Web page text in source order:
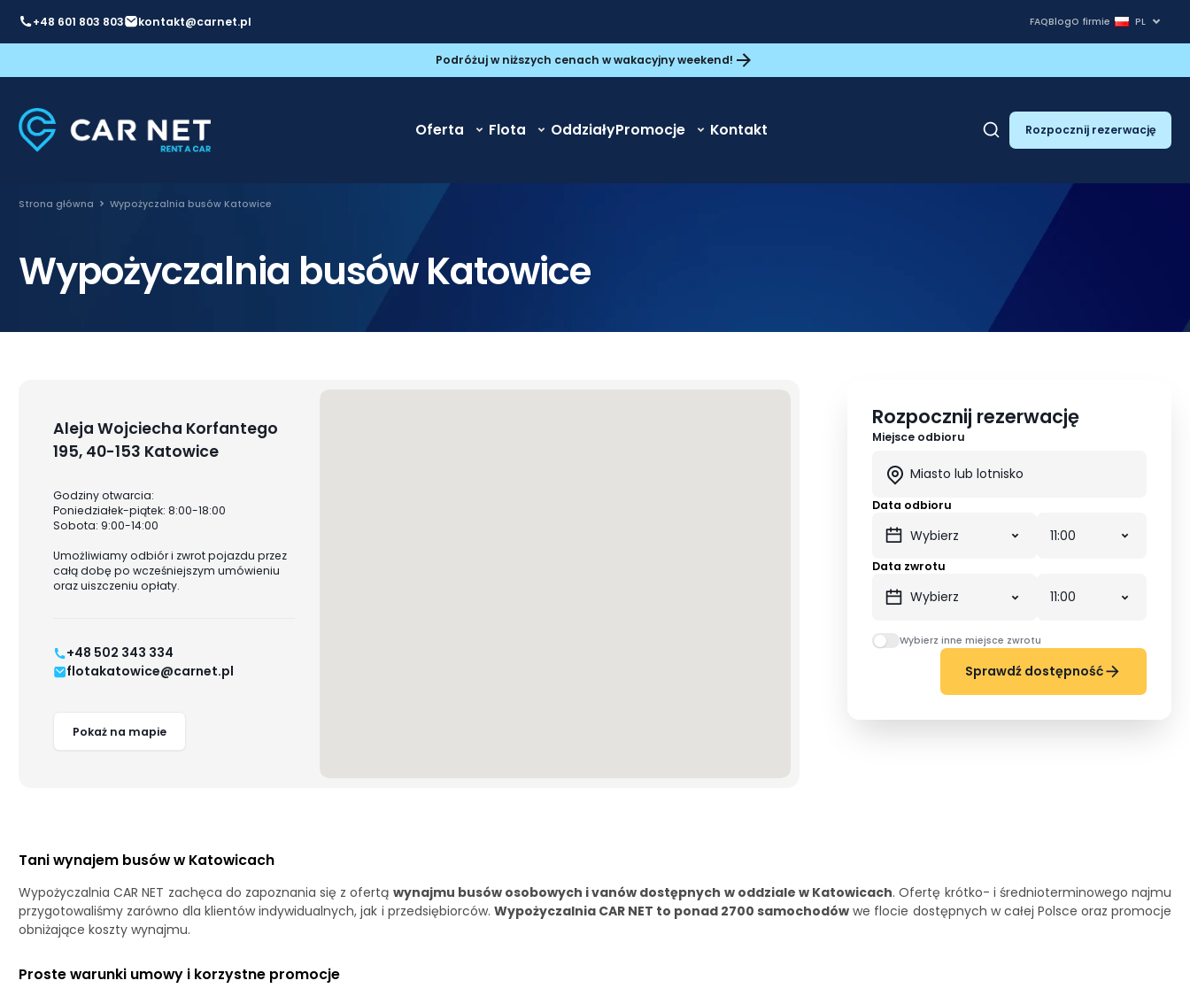
+48 601 803 803 kontakt@carnet.pl FAQBlogO firmie PL
Podróżuj w niższych cenach w wakacyjny weekend!
Oferta Flota OddziałyPromocje Kontakt Rozpocznij rezerwację
Strona główna Wypożyczalnia busów Katowice
Wypożyczalnia busów Katowice
Aleja Wojciecha Korfantego
195, 40-153 Katowice
Godziny otwarcia:
Poniedziałek-piątek: 8:00-18:00
Sobota: 9:00-14:00
Umożliwiamy odbiór i zwrot pojazdu przez
całą dobę po wcześniejszym umówieniu
oraz uiszczeniu opłaty.
+48 502 343 334
flotakatowice@carnet.pl
Pokaż na mapie
Rozpocznij rezerwację
Miejsce odbioru
Data odbioru
Data zwrotu
Wybierz inne miejsce zwrotu
Sprawdź dostępność
Tani wynajem busów w Katowicach
Wypożyczalnia CAR NET zachęca do zapoznania się z ofertą wynajmu busów osobowych i vanów dostępnych w oddziale w Katowicach. Ofertę krótko- i średnioterminowego najmu
przygotowaliśmy zarówno dla klientów indywidualnych, jak i przedsiębiorców. Wypożyczalnia CAR NET to ponad 2700 samochodów we flocie dostępnych w całej Polsce oraz promocje
obniżające koszty wynajmu.
Proste warunki umowy i korzystne promocje